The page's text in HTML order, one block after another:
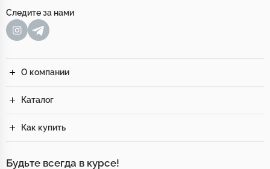
Следите за нами
О компании
Каталог
Как купить
Будьте всегда в курсе!